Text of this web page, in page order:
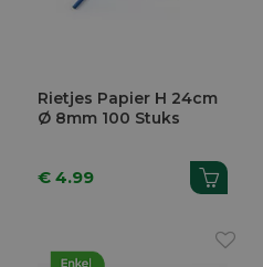
Rietjes Papier H 24cm
Ø 8mm 100 Stuks
€ 4.99